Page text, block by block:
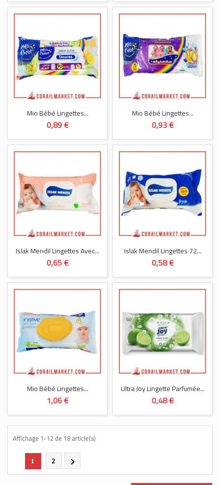
Mio Bébé Lingettes...
0,89 €
Mio Bébé Lingettes...
0,93 €
Islak Mendil Lingettes Avec...
0,65 €
Islak Mendil Lingettes 72...
0,58 €
Mio Bébé Lingettes...
1,06 €
Ultra Joy Lingette Parfumée...
0,48 €
Affichage 1-12 de 18 article(s)
1 2 